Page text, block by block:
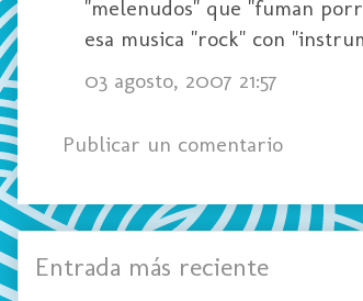
"melenudos" que "fuman
esa musica "rock" con
03 agosto, 2007 21:57
Publicar un comentario
Entrada más reciente